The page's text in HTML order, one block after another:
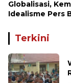
Globalisasi,
Idealisme Pers
Terkini